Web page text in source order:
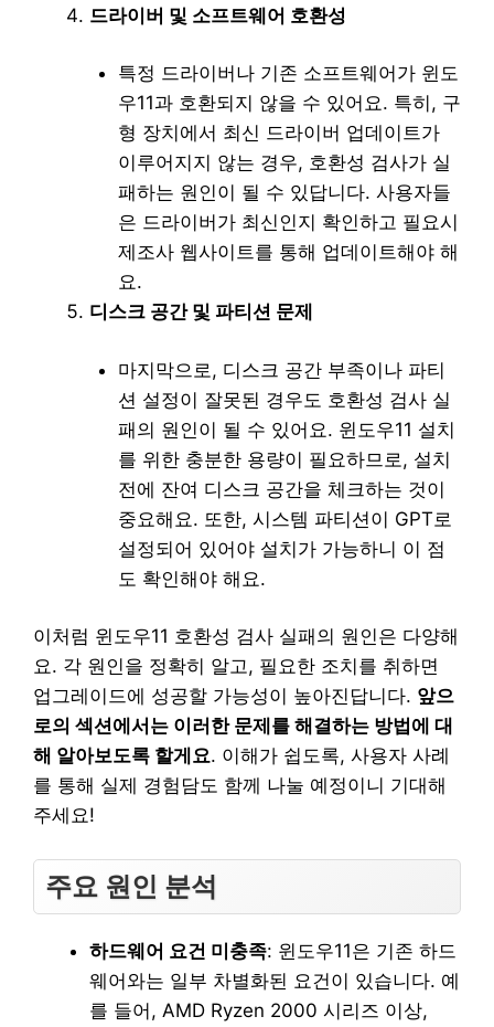
드라이버 및 소프트웨어 호환성
특정 드라이버나 기존 소프트웨어가 윈도
우11과 호환되지 않을 수 있어요. 특히, 구
형 장치에서 최신 드라이버 업데이트가
이루어지지 않는 경우, 호환성 검사가 실
패하는 원인이 될 수 있답니다. 사용자들
은 드라이버가 최신인지 확인하고 필요시
제조사 웹사이트를 통해 업데이트해야 해
요.
디스크 공간 및 파티션 문제
마지막으로, 디스크 공간 부족이나 파티
션 설정이 잘못된 경우도 호환성 검사 실
패의 원인이 될 수 있어요. 윈도우11 설치
를 위한 충분한 용량이 필요하므로, 설치
전에 잔여 디스크 공간을 체크하는 것이
중요해요. 또한, 시스템 파티션이 GPT로
설정되어 있어야 설치가 가능하니 이 점
도 확인해야 해요.
이처럼 윈도우11 호환성 검사 실패의 원인은 다양해
요. 각 원인을 정확히 알고, 필요한 조치를 취하면
업그레이드에 성공할 가능성이 높아진답니다. 앞으
로의 섹션에서는 이러한 문제를 해결하는 방법에 대
해 알아보도록 할게요. 이해가 쉽도록, 사용자 사례
를 통해 실제 경험담도 함께 나눌 예정이니 기대해
주세요!
주요 원인 분석
하드웨어 요건 미충족: 윈도우11은 기존 하드
웨어와는 일부 차별화된 요건이 있습니다. 예
를 들어, AMD Ryzen 2000 시리즈 이상,